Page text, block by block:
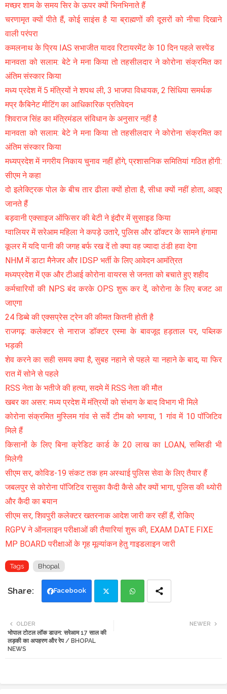
मच्छर शाम के समय सिर के ऊपर क्यों भिनभिनाते हैं
चरणामृत क्यों पीते हैं, कोई साइंस है या ब्राह्मणों की दूसरों को नीचा दिखाने
वाली परंपरा
कमलनाथ के प्रिय IAS सभाजीत यादव रिटायरमेंट के 10 दिन पहले सस्पेंड
मानवता को सलाम: बेटे ने मना किया तो तहसीलदार ने कोरोना संक्रमित का
अंतिम संस्कार किया
मध्य प्रदेश में 5 मंत्रियों ने शपथ ली, 3 भाजपा विधायक, 2 सिंधिया समर्थक
मप्र कैबिनेट मीटिंग का आधिकारिक प्रतिवेदन
शिवराज सिंह का मंत्रिमंडल संविधान के अनुसार नहीं है
मानवता को सलाम: बेटे ने मना किया तो तहसीलदार ने कोरोना संक्रमित का
अंतिम संस्कार किया
मध्यप्रदेश में नगरीय निकाय चुनाव नहीं होंगे, प्रशासनिक समितियां गठित होंगी:
सीएम ने कहा
दो इलेक्ट्रिक पोल के बीच तार ढीला क्यों होता है, सीधा क्यों नहीं होता, आइए
जानते हैं
बड़वानी एक्साइज ऑफिसर की बेटी ने इंदौर में सुसाइड किया
ग्वालियर में सरेआम महिला ने कपड़े उतारे, पुलिस और डॉक्टर के सामने हंगामा
कूलर में यदि पानी की जगह बर्फ रख दें तो क्या वह ज्यादा ठंडी हवा देगा
NHM में डाटा मैनेजर और IDSP भर्ती के लिए आवेदन आमंत्रित
मध्यप्रदेश में एक और टीआई कोरोना वायरस से जनता को बचाते हुए शहीद
कर्मचारियों की NPS बंद करके OPS शुरू कर दें, कोरोना के लिए बजट आ
जाएगा
24 डिब्बे की एक्सप्रेस ट्रेन की कीमत कितनी होती है
राजगढ़: कलेक्टर से नाराज डॉक्टर एस्मा के बावजूद हड़ताल पर, पब्लिक
भड़की
शेव करने का सही समय क्या है, सुबह नहाने से पहले या नहाने के बाद, या फिर
रात में सोने से पहले
RSS नेता के भतीजे की हत्या, सदमे में RSS नेता की मौत
खबर का असर: मध्य प्रदेश में मंत्रियों को संभाग के बाद विभाग भी मिले
कोरोना संक्रमित मुस्लिम गांव से सर्वे टीम को भगाया, 1 गांव में 10 पॉजिटिव
मिले हैं
किसानों के लिए बिना क्रेडिट कार्ड के 20 लाख का LOAN, सब्सिडी भी
मिलेगी
सीएम सर, कोविड-19 संकट तक हम अस्थाई पुलिस सेवा के लिए तैयार हैं
जबलपुर से कोरोना पॉजिटिव रासुका कैदी कैसे और क्यों भागा, पुलिस की थ्योरी
और कैदी का बयान
सीएम सर, शिवपुरी कलेक्टर खतरनाक आदेश जारी कर रहीं हैं, रोकिए
RGPV ने ऑनलाइन परीक्षाओं की तैयारियां शुरू की, EXAM DATE FIXE
MP BOARD परीक्षाओं के गृह मूल्यांकन हेतु गाइडलाइन जारी
Tags Bhopal
Facebook
tte
NEWER
OLDER
भोपाल टोटल लॉक डाउन: सरेआम 17 साल की
लड़की का अपहरण और रेप / BHOPAL
NEWS